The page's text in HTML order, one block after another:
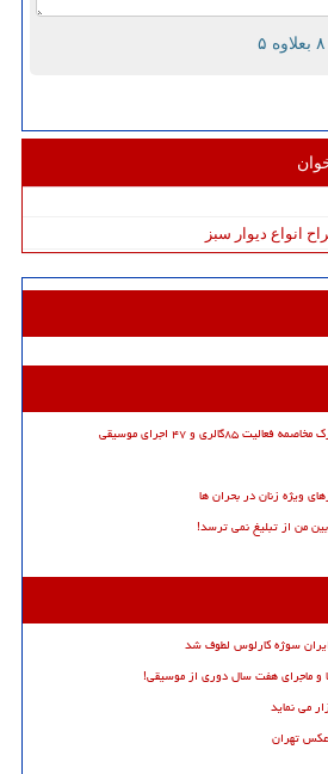
انواع دیوار سبز
و ۴۷ اجرای موسیقی
ویژه زنان در بحران ها
من از تبلیغ نمی ترسد!
سوژه کارلوس لطوف شد
و ماجرای هفت سال دوری از موسیقی!
می نماید
عکس تهران